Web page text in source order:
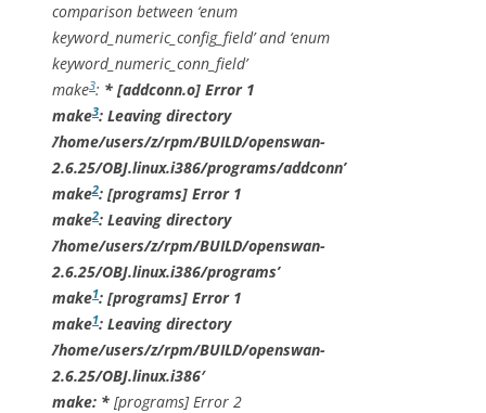
comparison between ‘enum
keyword_numeric_config_field’ and ‘enum
keyword_numeric_conn_field’
make3: * [addconn.o] Error 1
make3: Leaving directory
`/home/users/z/rpm/BUILD/openswan-
2.6.25/OBJ.linux.i386/programs/addconn’
make2: [programs] Error 1
make2: Leaving directory
`/home/users/z/rpm/BUILD/openswan-
2.6.25/OBJ.linux.i386/programs’
make1: [programs] Error 1
make1: Leaving directory
`/home/users/z/rpm/BUILD/openswan-
2.6.25/OBJ.linux.i386′
make: * [programs] Error 2